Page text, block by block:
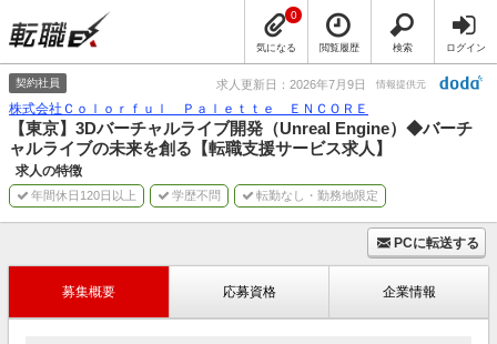
気になる
0
閲覧履歴 検索 ログイン
契約社員 求人更新日：2026年7月9日 情報提供元
株式会社Ｃｏｌｏｒｆｕｌ Ｐａｌｅｔｔｅ ＥＮＣＯＲＥ
【東京】3Dバーチャルライブ開発（Unreal Engine）◆バーチ
ャルライブの未来を創る【転職支援サービス求人】
求人の特徴
年間休日120日以上 学歴不問 転勤なし・勤務地限定
PCに転送する
募集概要 応募資格 企業情報